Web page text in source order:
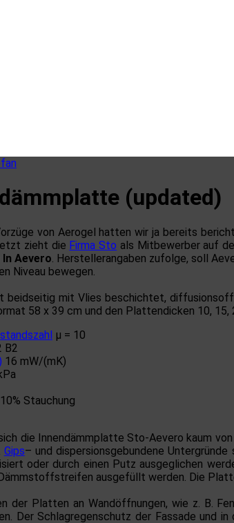
(updated)
von Aerogel hatten wir ja bereits
zieht die Firma Sto als Mitbewerber auf
Aevero. Herstellerangaben zufolge, soll
Niveau bewegen.
beidseitig mit Vlies beschichtet,
58 x 39 cm und den Plattendicken 10,
μ = 10
B2
16 mW/(mK)
Stauchung
die Innendämmplatte Sto-Aevero kaum
Gips– und dispersionsgebundene
oder durch einen Putz ausgeglichen
ausgefüllt werden. Die
der Platten an Wandöffnungen, wie z. B.
Der Schlagregenschutz der Fassade und